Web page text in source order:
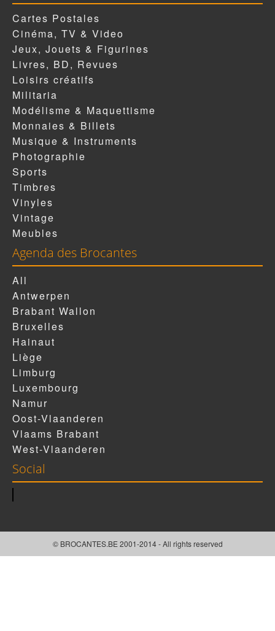
Cartes Postales
Cinéma, TV & Video
Jeux, Jouets & Figurines
Livres, BD, Revues
Loisirs créatifs
Militaria
Modélisme & Maquettisme
Monnaies & Billets
Musique & Instruments
Photographie
Sports
Timbres
Vinyles
Vintage
Meubles
Agenda des Brocantes
All
Antwerpen
Brabant Wallon
Bruxelles
Hainaut
Liège
Limburg
Luxembourg
Namur
Oost-Vlaanderen
Vlaams Brabant
West-Vlaanderen
Social
© BROCANTES.BE 2001-2014 - All rights reserved